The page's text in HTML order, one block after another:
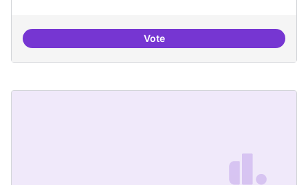
VoteModel exportable - guifinet a